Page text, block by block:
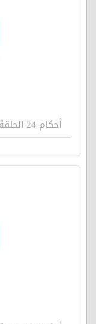
أحكام 24 الحلقة 189